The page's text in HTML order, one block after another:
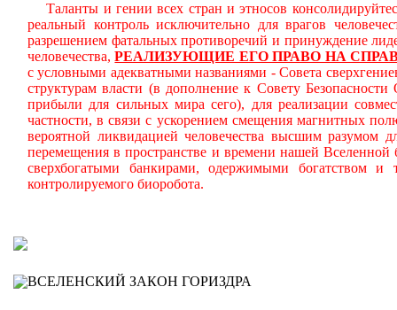
Таланты и гении всех стран и этносов
реальный контроль исключительно для врагов
разрешением фатальных противоречий и принуждение
человечества,РЕАЛИЗУЮЩИЕ ЕГО ПРАВО НА
с условными адекватными названиями - Совета
структурам власти (в дополнение к Совету
прибыли для сильных мира сего), для реализации
частности, в связи с ускорением смещения магнитных
вероятной ликвидацией человечества высшим разумом
перемещения в пространстве и времени нашей
сверхбогатыми банкирами, одержимыми богатством
контролируемого биоробота.
ВСЕЛЕНСКИЙ ЗАКОН ГОРИЗДРА